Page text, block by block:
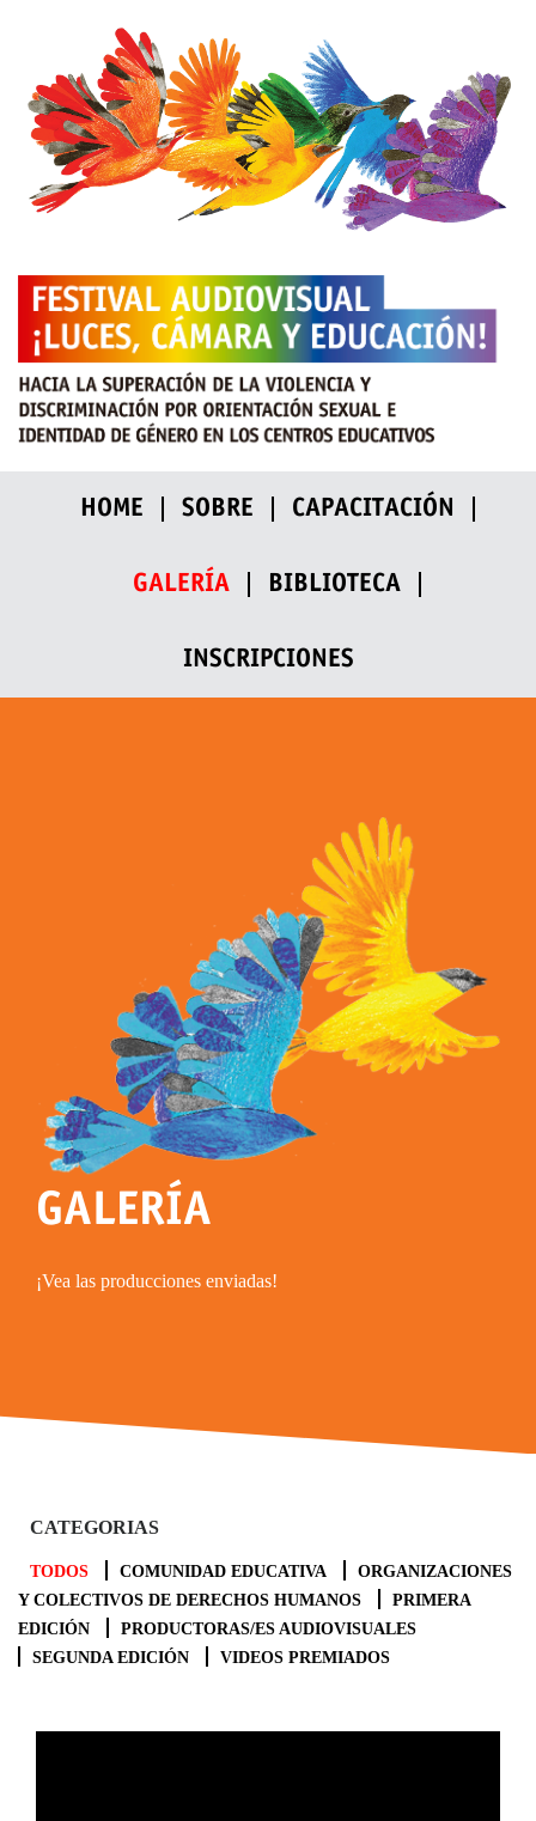
HOME SOBRE CAPACITACIÓN
GALERÍA BIBLIOTECA
INSCRIPCIONES
GALERÍA
¡Vea las producciones enviadas!
CATEGORIAS
TODOS COMUNIDAD EDUCATIVA
ORGANIZACIONES
Y COLECTIVOS DE DERECHOS HUMANOS
PRIMERA
EDICIÓN
PRODUCTORAS/ES AUDIOVISUALES
SEGUNDA EDICIÓN
VIDEOS PREMIADOS